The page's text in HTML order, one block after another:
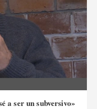
a ser un subversivo»